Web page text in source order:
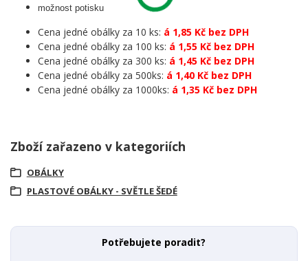
možnost potisku
Cena jedné obálky za 10 ks: á 1,85 Kč bez DPH
Cena jedné obálky za 100 ks: á 1,55 Kč bez DPH
Cena jedné obálky za 300 ks: á 1,45 Kč bez DPH
Cena jedné obálky za 500ks: á 1,40 Kč bez DPH
Cena jedné obálky za 1000ks: á 1,35 Kč bez DPH
Zboží zařazeno v kategoriích
OBÁLKY
PLASTOVÉ OBÁLKY - SVĚTLE ŠEDÉ
Potřebujete poradit?